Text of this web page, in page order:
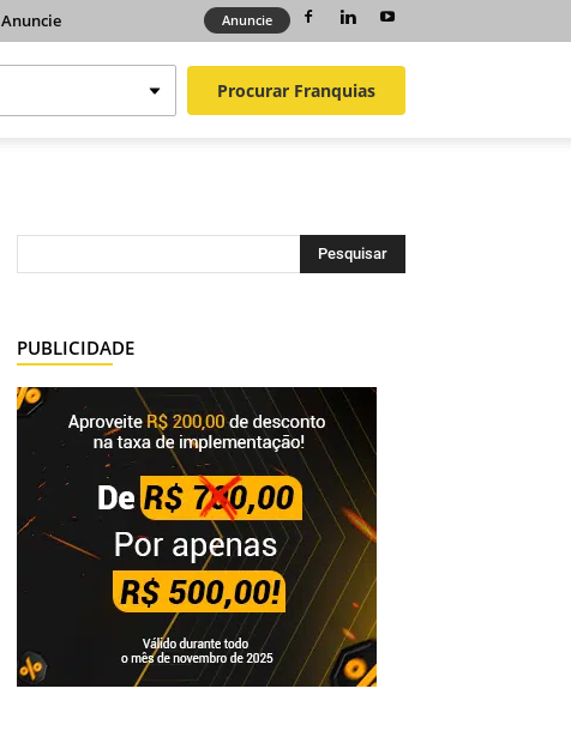
Anuncie Anuncie
Procurar Franquias
PUBLICIDADE